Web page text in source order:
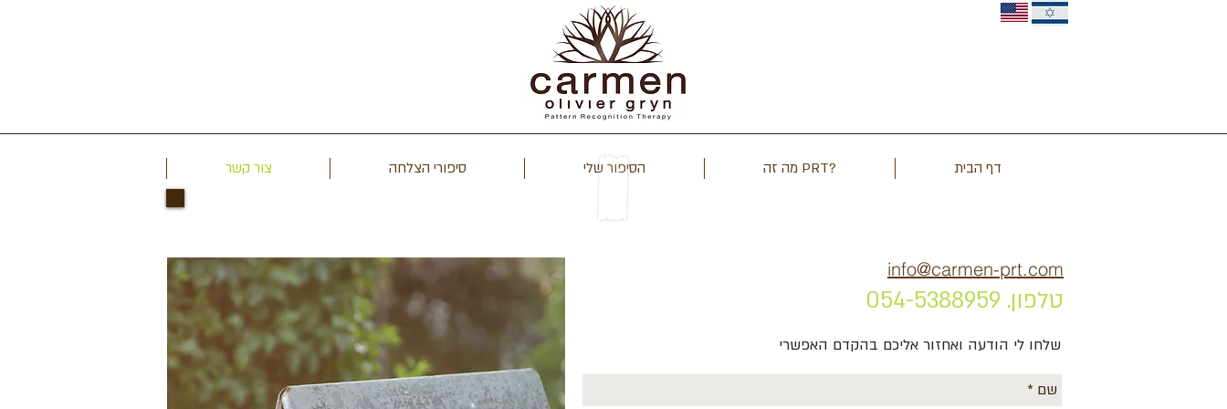
דף הבית ?PRT מה זה הסיפור שלי סיפורי הצלחה צור קשר
צרו קשר
info@carmen-prt.com
טלפון. 054-5388959
שלחו לי הודעה ואחזור אליכם בהקדם האפשרי